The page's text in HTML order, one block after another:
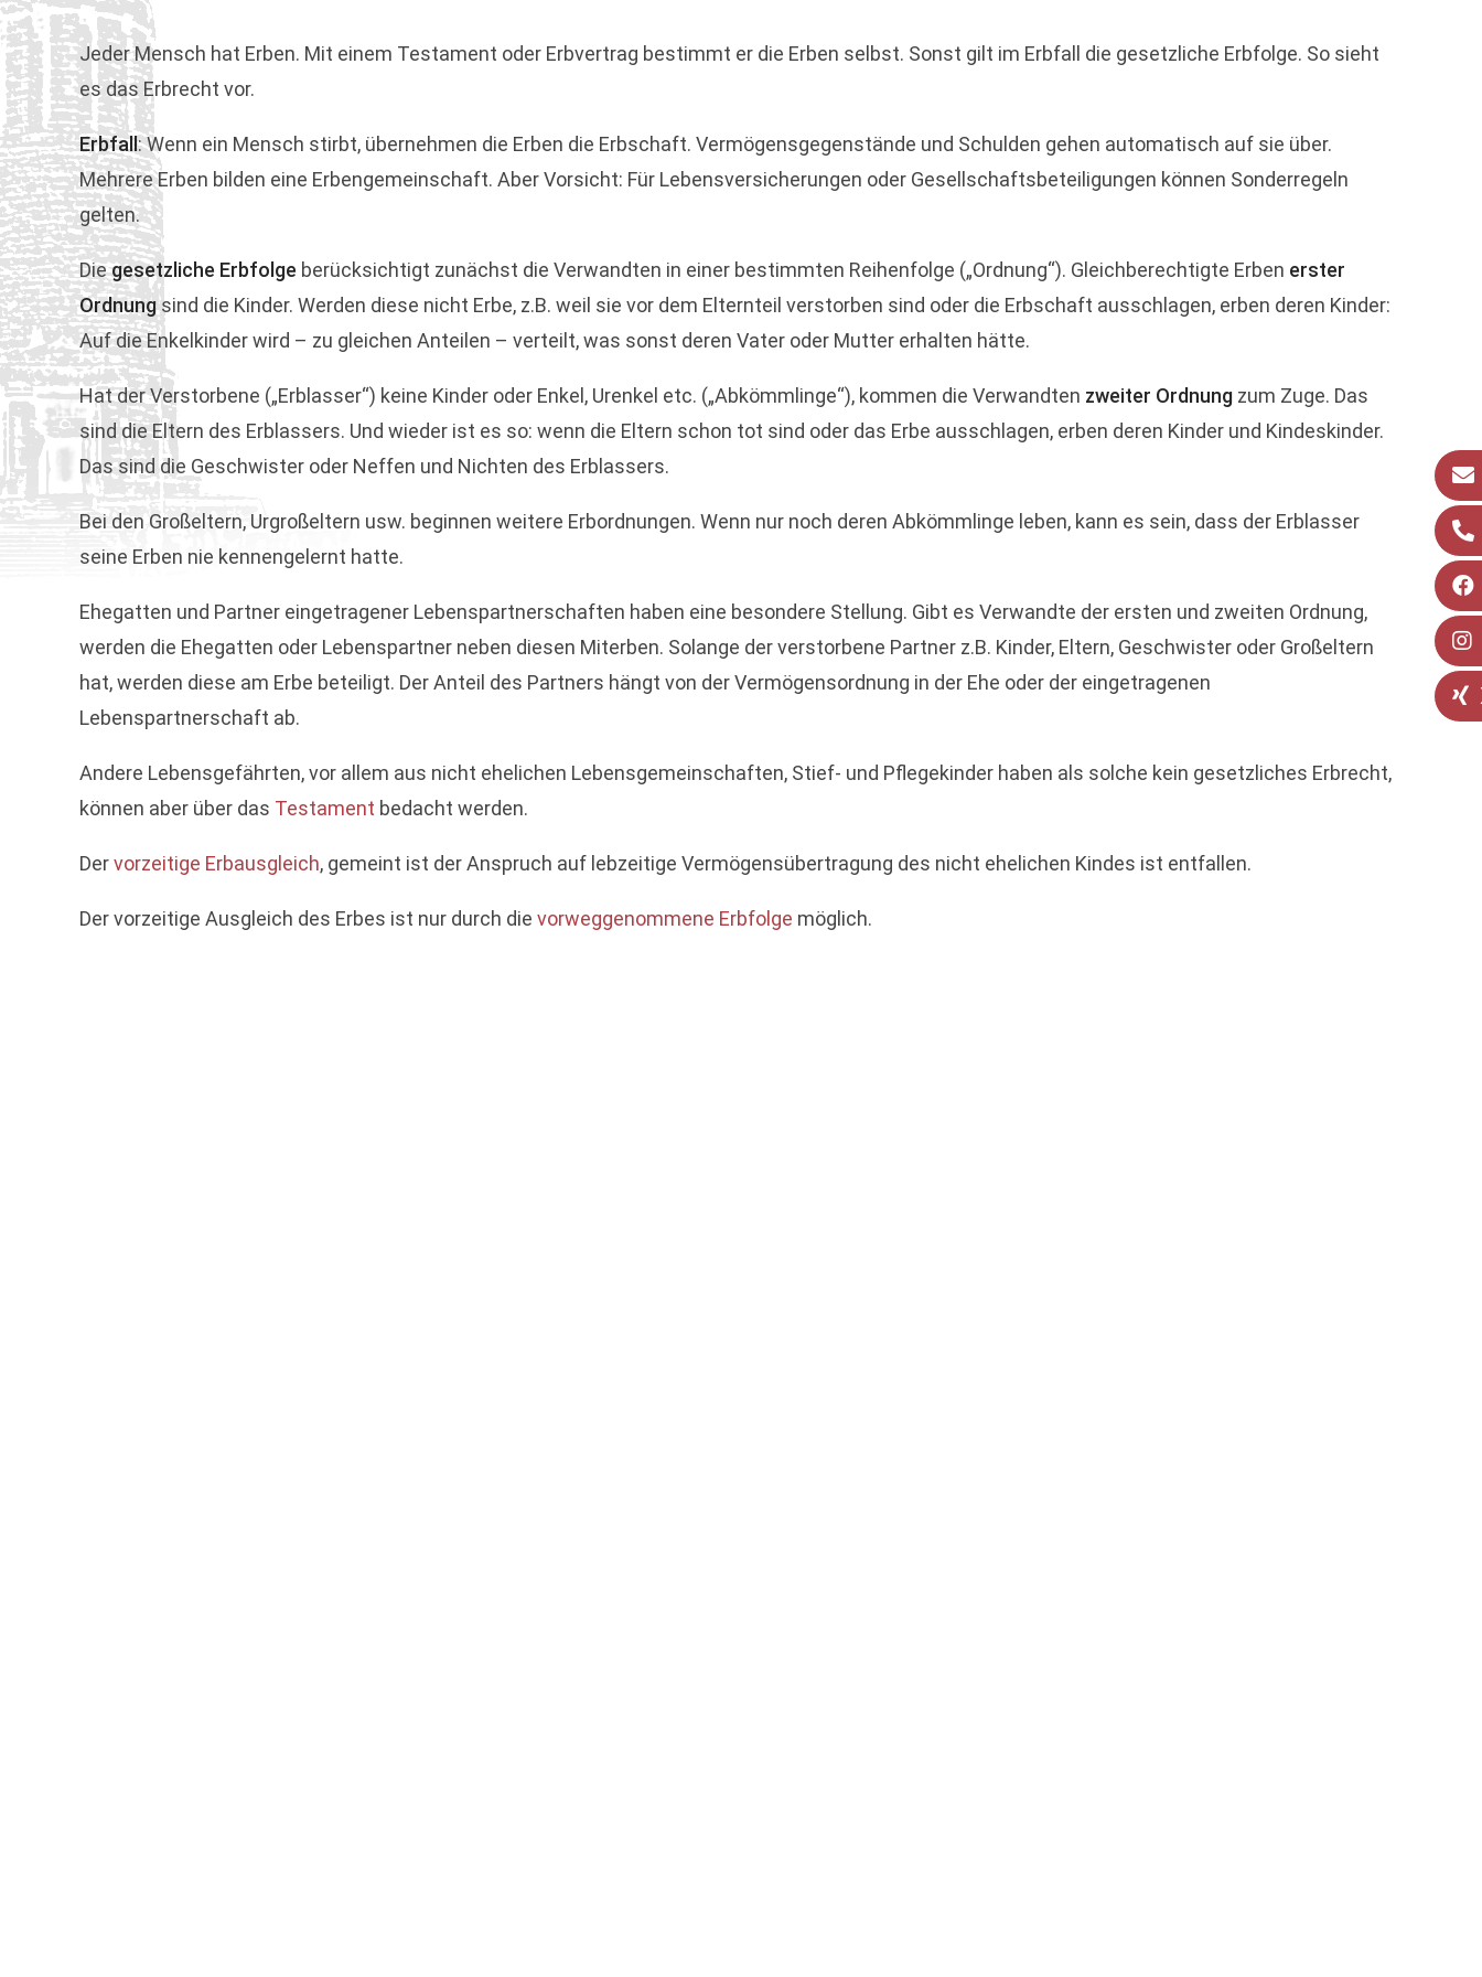
Jeder Mensch hat Erben. Mit einem Testament oder Erbvertrag bestimmt er die Erben selbst. Sonst gilt im Erbfall die gesetzliche Erbfolge. So sieht
es das Erbrecht vor.
Erbfall: Wenn ein Mensch stirbt, übernehmen die Erben die Erbschaft. Vermögensgegenstände und Schulden gehen automatisch auf sie über.
Mehrere Erben bilden eine Erbengemeinschaft. Aber Vorsicht: Für Lebensversicherungen oder Gesellschaftsbeteiligungen können Sonderregeln
gelten.
Diegesetzliche Erbfolge berücksichtigt zunächst die Verwandten in einer bestimmten Reihenfolge („Ordnung“). Gleichberechtigte Erben erster
Ordnungsind die Kinder. Werden diese nicht Erbe, z.B. weil sie vor dem Elternteil verstorben sind oder die Erbschaft ausschlagen, erben deren Kinder:
Auf die Enkelkinder wird – zu gleichen Anteilen – verteilt, was sonst deren Vater oder Mutter erhalten hätte.
Hat der Verstorbene („Erblasser“) keine Kinder oder Enkel, Urenkel etc. („Abkömmlinge“), kommen die Verwandten zweiter Ordnung zum Zuge. Das
sind die Eltern des Erblassers. Und wieder ist es so: wenn die Eltern schon tot sind oder das Erbe ausschlagen, erben deren Kinder und Kindeskinder.
Das sind die Geschwister oder Neffen und Nichten des Erblassers.
Bei den Großeltern, Urgroßeltern usw. beginnen weitere Erbordnungen. Wenn nur noch deren Abkömmlinge leben, kann es sein, dass der Erblasser
seine Erben nie kennengelernt hatte.
Ehegatten und Partner eingetragener Lebenspartnerschaften haben eine besondere Stellung. Gibt es Verwandte der ersten und zweiten Ordnung,
werden die Ehegatten oder Lebenspartner neben diesen Miterben. Solange der verstorbene Partner z.B. Kinder, Eltern, Geschwister oder Großeltern
hat, werden diese am Erbe beteiligt. Der Anteil des Partners hängt von der Vermögensordnung in der Ehe oder der eingetragenen
Lebenspartnerschaft ab.
Andere Lebensgefährten, vor allem aus nicht ehelichen Lebensgemeinschaften, Stief- und Pflegekinder haben als solche kein gesetzliches Erbrecht,
können aber über das Testament bedacht werden.
Dervorzeitige Erbausgleich, gemeint ist der Anspruch auf lebzeitige Vermögensübertragung des nicht ehelichen Kindes ist entfallen.
Der vorzeitige Ausgleich des Erbes ist nur durch die vorweggenommene Erbfolge möglich.